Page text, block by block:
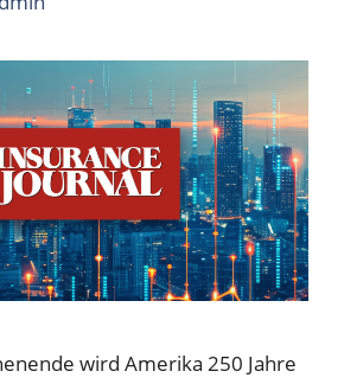
wird Amerika 250 Jahre